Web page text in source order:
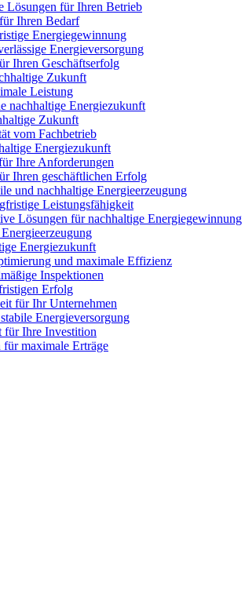
Lösungen für Ihren Betrieb
Ihren Bedarf
Energiegewinnung
Energieversorgung
Ihren Geschäftserfolg
Zukunft
Leistung
nachhaltige Energiezukunft
Zukunft
vom Fachbetrieb
Energiezukunft
Ihre Anforderungen
Ihren geschäftlichen Erfolg
und nachhaltige Energieerzeugung
Leistungsfähigkeit
Lösungen für nachhaltige Energiegewinnung
Energiezukunft
und maximale Effizienz
Inspektionen
Erfolg
für Ihr Unternehmen
Energieversorgung
für Ihre Investition
maximale Erträge